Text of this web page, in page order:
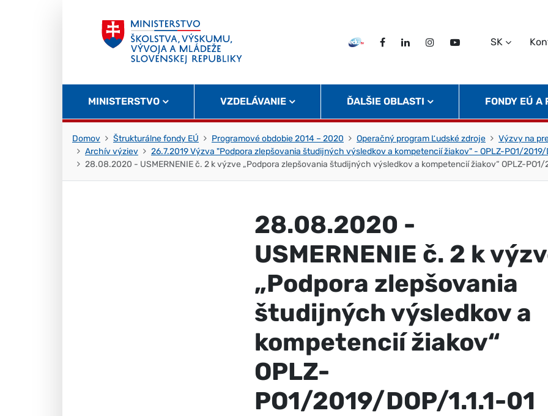
EDU TVFacebookLinkedInInstagram
Twitter
SK
MINISTERSTVO VZDELÁVANIE ĎALŠIE OBLASTI FONDY EÚ A
Domov Štrukturálne fondy EÚ Programové obdobie 2014 – 2020 Operačný program Ľudské zdroje
Výzvy na
Archív výziev
26.7.2019 Výzva "Podpora zlepšovania študijných výsledkov a kompetencií žiakov" - OPLZ-PO1/2019/
28.08.2020 - USMERNENIE č. 2 k výzve „Podpora zlepšovania študijných výsledkov a kompetencií žiakov“ OPLZ-PO1/
28.08.2020 -
USMERNENIE č. 2 k
„Podpora zlepšovania
študijných výsledkov a
kompetencií žiakov“
OPLZ-
PO1/2019/DOP/1.1.1-01